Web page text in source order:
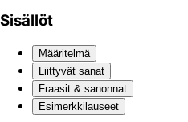
Sisällöt
Määritelmä
Liittyvät sanat
Fraasit & sanonnat
Esimerkkilauseet